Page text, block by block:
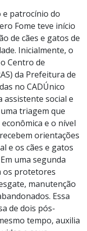
e patrocínio do
Fome teve início
de cães e gatos de
Inicialmente, o
Centro de
da Prefeitura de
no CADÚnico
assistente social e
triagem que
e o nível
orientações
e os cães e gatos
uma segunda
os protetores
manutenção
Essa
de dois pós-
tempo, auxilia